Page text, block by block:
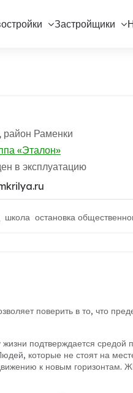
Застройщики
район Раменки
«Эталон»
в эксплуатацию
школа остановка
поверить в то, что
подтверждается средой
которые не стоят на
к новым горизонтам.